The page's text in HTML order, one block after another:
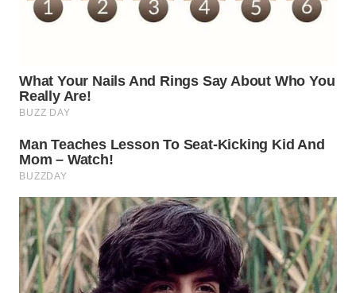
WN
WN
MAJALENGKA
SUBANG
SUKABUMI
WN
PURWAKARTA